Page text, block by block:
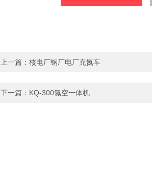
上一篇： 核电厂钢厂电厂充氮车
下一篇： KQ-300氮空一体机